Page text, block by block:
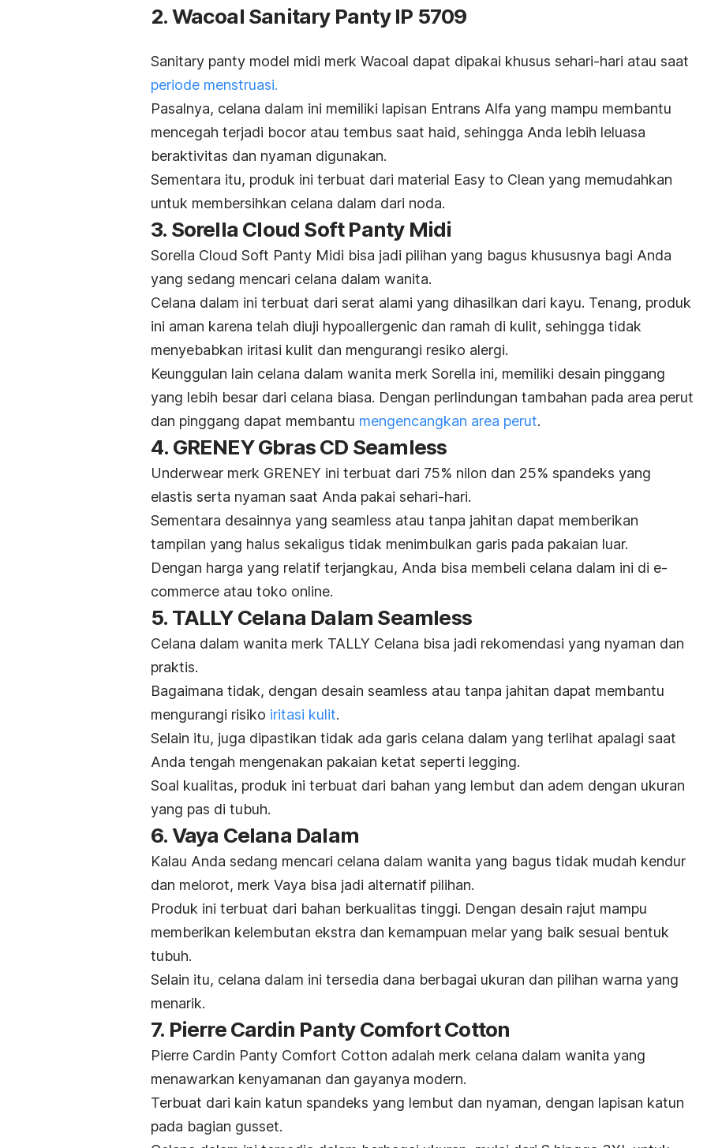
2. Wacoal Sanitary Panty IP 5709
Sanitary panty model midi merk Wacoal dapat dipakai khusus sehari-hari atau saat
periode menstruasi.
Pasalnya, celana dalam ini memiliki lapisan Entrans Alfa yang mampu membantu
mencegah terjadi bocor atau tembus saat haid, sehingga Anda lebih leluasa
beraktivitas dan nyaman digunakan.
Sementara itu, produk ini terbuat dari material Easy to Clean yang memudahkan
untuk membersihkan celana dalam dari noda.
3. Sorella Cloud Soft Panty Midi
Sorella Cloud Soft Panty Midi bisa jadi pilihan yang bagus khususnya bagi Anda
yang sedang mencari celana dalam wanita.
Celana dalam ini terbuat dari serat alami yang dihasilkan dari kayu. Tenang, produk
ini aman karena telah diuji hypoallergenic dan ramah di kulit, sehingga tidak
menyebabkan iritasi kulit dan mengurangi resiko alergi.
Keunggulan lain celana dalam wanita merk Sorella ini, memiliki desain pinggang
yang lebih besar dari celana biasa. Dengan perlindungan tambahan pada area perut
dan pinggang dapat membantu mengencangkan area perut.
4. GRENEY Gbras CD Seamless
Underwear merk GRENEY ini terbuat dari 75% nilon dan 25% spandeks yang
elastis serta nyaman saat Anda pakai sehari-hari.
Sementara desainnya yang seamless atau tanpa jahitan dapat memberikan
tampilan yang halus sekaligus tidak menimbulkan garis pada pakaian luar.
Dengan harga yang relatif terjangkau, Anda bisa membeli celana dalam ini di e-
commerce atau toko online.
5. TALLY Celana Dalam Seamless
Celana dalam wanita merk TALLY Celana bisa jadi rekomendasi yang nyaman dan
praktis.
Bagaimana tidak, dengan desain seamless atau tanpa jahitan dapat membantu
mengurangi risiko iritasi kulit.
Selain itu, juga dipastikan tidak ada garis celana dalam yang terlihat apalagi saat
Anda tengah mengenakan pakaian ketat seperti legging.
Soal kualitas, produk ini terbuat dari bahan yang lembut dan adem dengan ukuran
yang pas di tubuh.
6. Vaya Celana Dalam
Kalau Anda sedang mencari celana dalam wanita yang bagus tidak mudah kendur
dan melorot, merk Vaya bisa jadi alternatif pilihan.
Produk ini terbuat dari bahan berkualitas tinggi. Dengan desain rajut mampu
memberikan kelembutan ekstra dan kemampuan melar yang baik sesuai bentuk
tubuh.
Selain itu, celana dalam ini tersedia dana berbagai ukuran dan pilihan warna yang
menarik.
7. Pierre Cardin Panty Comfort Cotton
Pierre Cardin Panty Comfort Cotton adalah merk celana dalam wanita yang
menawarkan kenyamanan dan gayanya modern.
Terbuat dari kain katun spandeks yang lembut dan nyaman, dengan lapisan katun
pada bagian gusset.